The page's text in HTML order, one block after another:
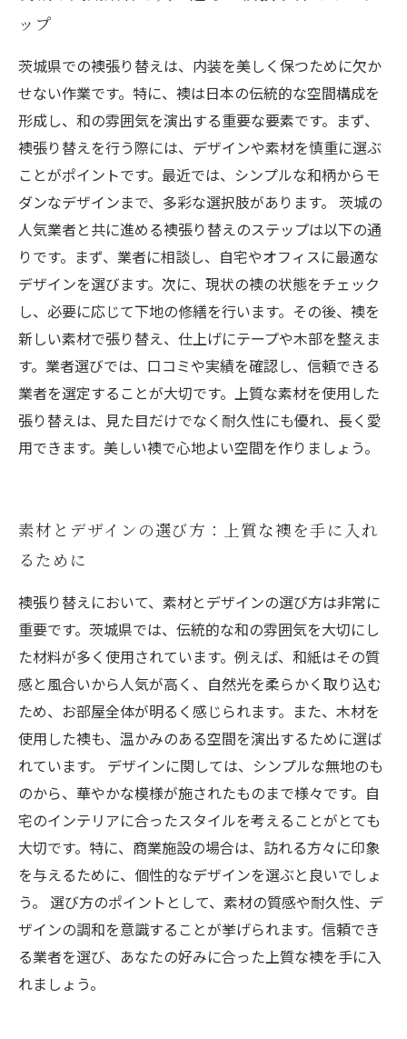
ップ
茨城県での襖張り替えは、内装を美しく保つために欠か
せない作業です。特に、襖は日本の伝統的な空間構成を
形成し、和の雰囲気を演出する重要な要素です。まず、
襖張り替えを行う際には、デザインや素材を慎重に選ぶ
ことがポイントです。最近では、シンプルな和柄からモ
ダンなデザインまで、多彩な選択肢があります。 茨城の
人気業者と共に進める襖張り替えのステップは以下の通
りです。まず、業者に相談し、自宅やオフィスに最適な
デザインを選びます。次に、現状の襖の状態をチェック
し、必要に応じて下地の修繕を行います。その後、襖を
新しい素材で張り替え、仕上げにテープや木部を整えま
す。業者選びでは、口コミや実績を確認し、信頼できる
業者を選定することが大切です。上質な素材を使用した
張り替えは、見た目だけでなく耐久性にも優れ、長く愛
用できます。美しい襖で心地よい空間を作りましょう。
素材とデザインの選び方：上質な襖を手に入れ
るために
襖張り替えにおいて、素材とデザインの選び方は非常に
重要です。茨城県では、伝統的な和の雰囲気を大切にし
た材料が多く使用されています。例えば、和紙はその質
感と風合いから人気が高く、自然光を柔らかく取り込む
ため、お部屋全体が明るく感じられます。また、木材を
使用した襖も、温かみのある空間を演出するために選ば
れています。 デザインに関しては、シンプルな無地のも
のから、華やかな模様が施されたものまで様々です。自
宅のインテリアに合ったスタイルを考えることがとても
大切です。特に、商業施設の場合は、訪れる方々に印象
を与えるために、個性的なデザインを選ぶと良いでしょ
う。 選び方のポイントとして、素材の質感や耐久性、デ
ザインの調和を意識することが挙げられます。信頼でき
る業者を選び、あなたの好みに合った上質な襖を手に入
れましょう。